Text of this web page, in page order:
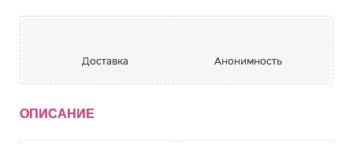
Доставка Анонимность
ОПИСАНИЕ